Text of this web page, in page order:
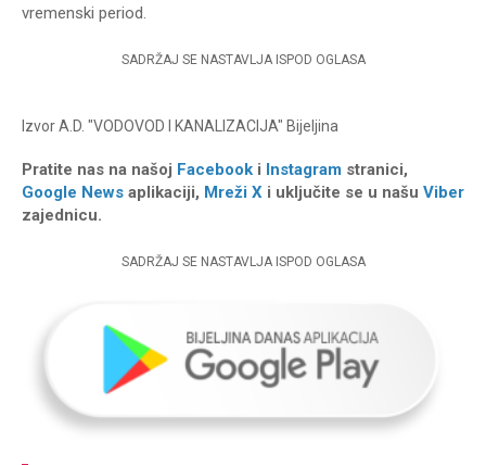
vremenski period.
SADRŽAJ SE NASTAVLJA ISPOD OGLASA
IzvorA.D. "VODOVOD I KANALIZACIJA" Bijeljina
Pratite nas na našoj Facebook i Instagram stranici,
Google News aplikaciji, Mreži X i uključite se u našu Viber
zajednicu.
SADRŽAJ SE NASTAVLJA ISPOD OGLASA